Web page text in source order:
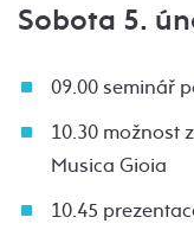
Sobota 5.
09.00 seminář
10.30 možnost
Musica Gioia
10.45